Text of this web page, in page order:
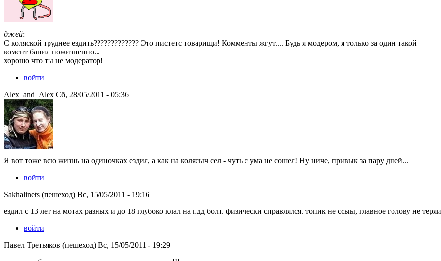
джей:
С коляской труднее ездить????????????? Это пистетс товарищи! Комменты жгут.... Будь я модером, я только за один такой
комент банил пожизненно...
хорошо что ты не модератор!
войти
Alex_and_Alex Сб, 28/05/2011 - 05:36
Я вот тоже всю жизнь на одиночках ездил, а как на колясыч сел - чуть с ума не сошел! Ну ниче, привык за пару дней...
войти
Sakhalinets (пешеход) Вс, 15/05/2011 - 19:16
ездил с 13 лет на мотах разных и до 18 глубоко клал на пдд болт. физически справлялся. топик не ссыы, главное голову не теряй
войти
Павел Третьяков (пешеход) Вс, 15/05/2011 - 19:29